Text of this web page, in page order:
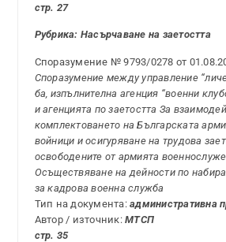
стр. 27
Рубрика: Насърчаване на заетостта
Споразумение № 9793/0278 от
Споразумение между управление
ба, изпълнителна агенция “военни
и агенцията по заетостта За
комплектоването на Българската
войници и осигуряване на трудова
освободените от армията
Осъществяване на дейности по
за кадрова военна служба
Тип на документа:административна
Автор / източник:МТСП
стр. 35